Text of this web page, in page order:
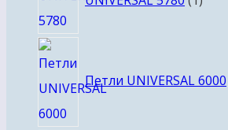
товар
Петли UNIVERSAL 6000